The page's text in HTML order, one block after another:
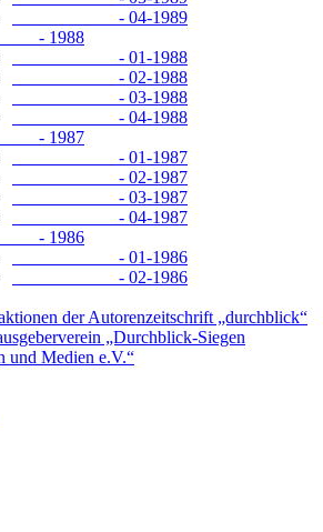
- 04-1989
- 01-1988
- 02-1988
- 03-1988
- 04-1988
- 01-1987
- 02-1987
- 03-1987
- 04-1987
- 01-1986
- 02-1986
der Autorenzeitschrift „durchblick“
„Durchblick-Siegen
und Medien e.V.“